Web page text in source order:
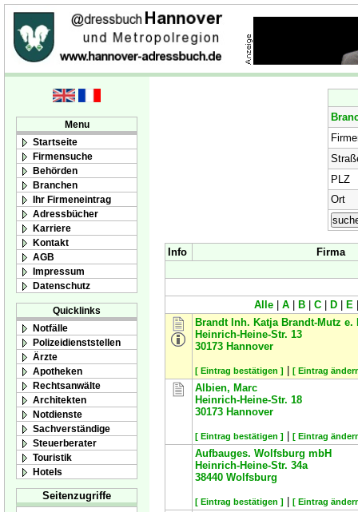
Menu
Startseite
Firmensuche
Behörden
Branchen
Ihr Firmeneintrag
Adressbücher
Karriere
Kontakt
AGB
Impressum
Datenschutz
Quicklinks
Notfälle
Polizeidienststellen
Ärzte
Apotheken
Rechtsanwälte
Architekten
Notdienste
Sachverständige
Steuerberater
Touristik
Hotels
Seitenzugriffe
PLZ
Ort
Info Firma
Alle A B C D E
Brandt Inh. Katja Brandt-Mutz e.
Heinrich-Heine-Str. 13
30173 Hannover
[ Eintrag bestätigen ] [ Eintrag
Albien, Marc
Heinrich-Heine-Str. 18
30173 Hannover
[ Eintrag bestätigen ] [ Eintrag
Aufbauges. Wolfsburg mbH
Heinrich-Heine-Str. 34a
38440 Wolfsburg
[ Eintrag bestätigen ] [ Eintrag